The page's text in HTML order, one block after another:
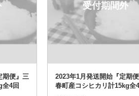
期便』三
全4回
受付期間外
2023年1月発送開始『定期
春町産コシヒカリ計15kg全